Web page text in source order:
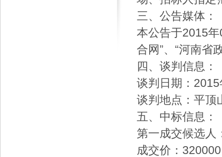
三、公告媒体：
本公告于2015年
合网”、“河南省
四、谈判信息：
谈判日期：
谈判地点：平顶
五、中标信息：
第一成交候选人
成交价：